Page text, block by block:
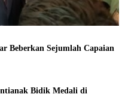
Beberkan Sejumlah Capaian
Bidik Medali di